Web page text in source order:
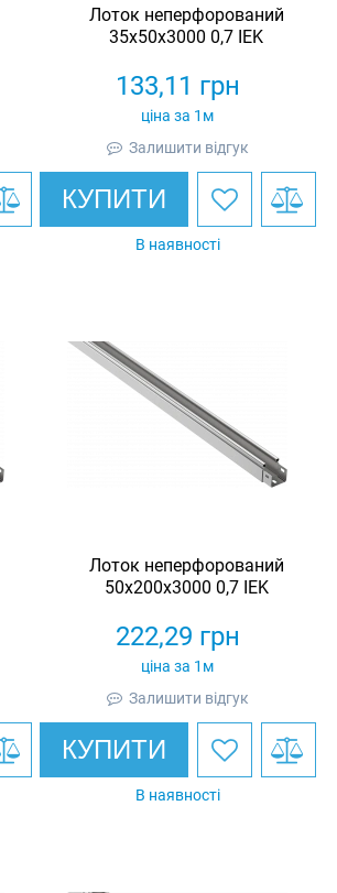
Лоток неперфорований
35х50х3000 0,7 IEK
133,11 грн
ціна за 1м
Залишити відгук
КУПИТИ
В наявності
Лоток неперфорований
50х200х3000 0,7 IEK
222,29 грн
ціна за 1м
Залишити відгук
КУПИТИ
В наявності